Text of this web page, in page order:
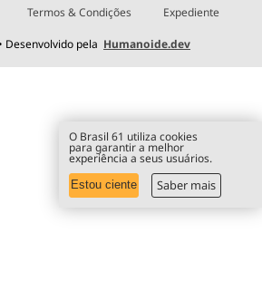
Termos & Condições Expediente
Desenvolvido pela Humanoide.dev
O Brasil 61 utiliza cookies
para garantir a melhor
experiência a seus usuários.
Estou ciente Saber mais